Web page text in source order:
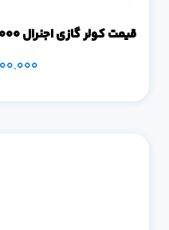
قیمت کولر گازی اجنرال 18000| خرید اسپلیت اجنرال 18000
20.600.000